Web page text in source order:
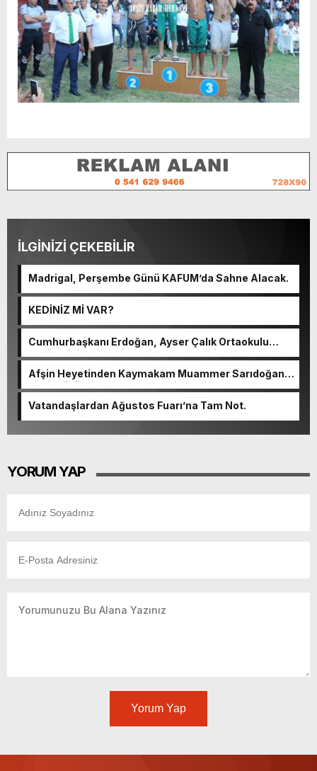
İLGİNİZİ ÇEKEBİLİR
Madrigal, Perşembe Günü KAFUM’da Sahne Alacak.
KEDİNİZ Mİ VAR?
Cumhurbaşkanı Erdoğan, Ayser Çalık Ortaokulu
Şehitlerinin Aileleriyle Bir Araya Geldi.
Afşin Heyetinden Kaymakam Muammer Sarıdoğan’a
Beşikdüzü’nde hayırlı olsun ziyareti.
Vatandaşlardan Ağustos Fuarı’na Tam Not.
YORUM YAP
Yorum Yap